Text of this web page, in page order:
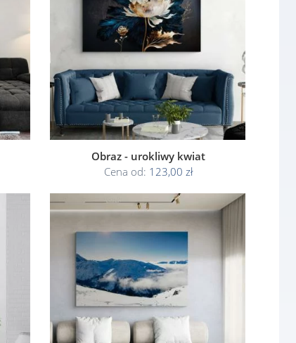
Obraz - urokliwy kwiat
Cena od: 123,00 zł